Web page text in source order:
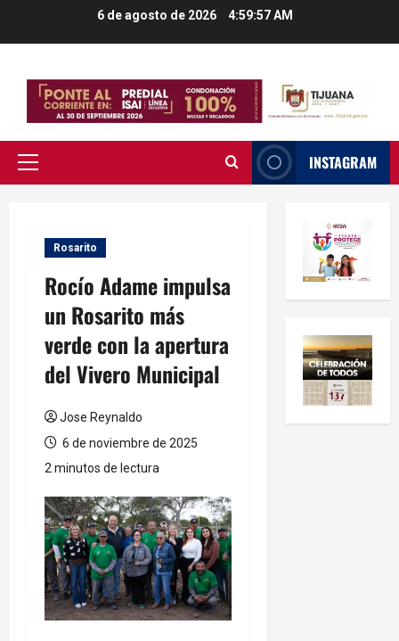
6 de agosto de 2026 4:59:58 AM
Menú
INSTAGRAM
Rosarito
Rocío Adame impulsa
un Rosarito más
verde con la apertura
del Vivero Municipal
Jose Reynaldo
6 de noviembre de 2025
2 minutos de lectura